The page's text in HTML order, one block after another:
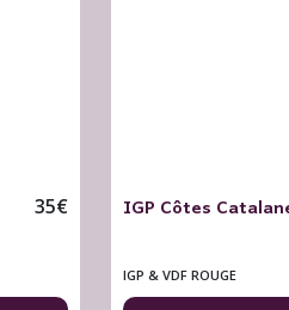
35€ IGP Côtes
IGP & VDF ROUGE